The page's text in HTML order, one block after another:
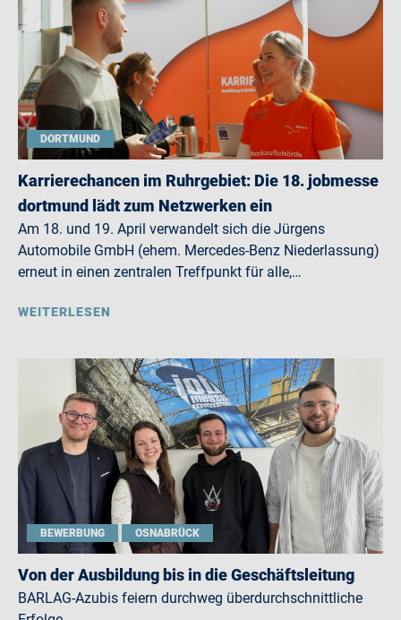
DORTMUND
Karrierechancen im Ruhrgebiet: Die 18. jobmesse
dortmund lädt zum Netzwerken ein
Am 18. und 19. April verwandelt sich die Jürgens
Automobile GmbH (ehem. Mercedes-Benz Niederlassung)
erneut in einen zentralen Treffpunkt für alle,…
WEITERLESEN
BEWERBUNG OSNABRÜCK
Von der Ausbildung bis in die Geschäftsleitung
BARLAG-Azubis feiern durchweg überdurchschnittliche